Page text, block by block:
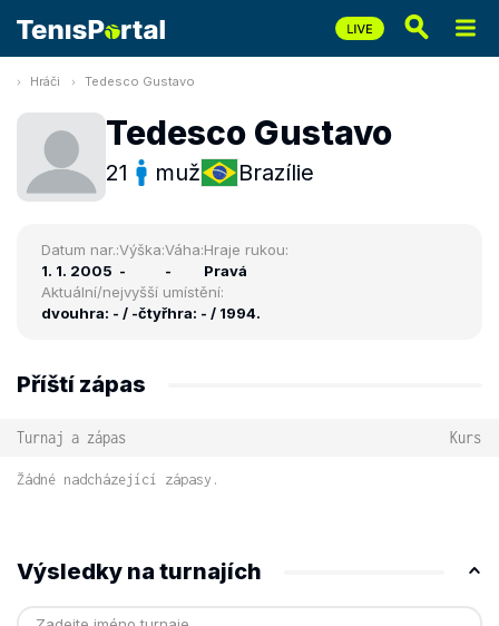
Hráči Tedesco Gustavo
Tedesco Gustavo
21 muž Brazílie
Datum nar.:
1. 1. 2005
Výška:
-
Váha:
-
Hraje rukou:
Pravá
Aktuální/nejvyšší umístění:
dvouhra: - / -čtyřhra: - / 1994.
Příští zápas
Turnaj a zápas Kurs
Žádné nadcházející zápasy.
Výsledky na turnajích